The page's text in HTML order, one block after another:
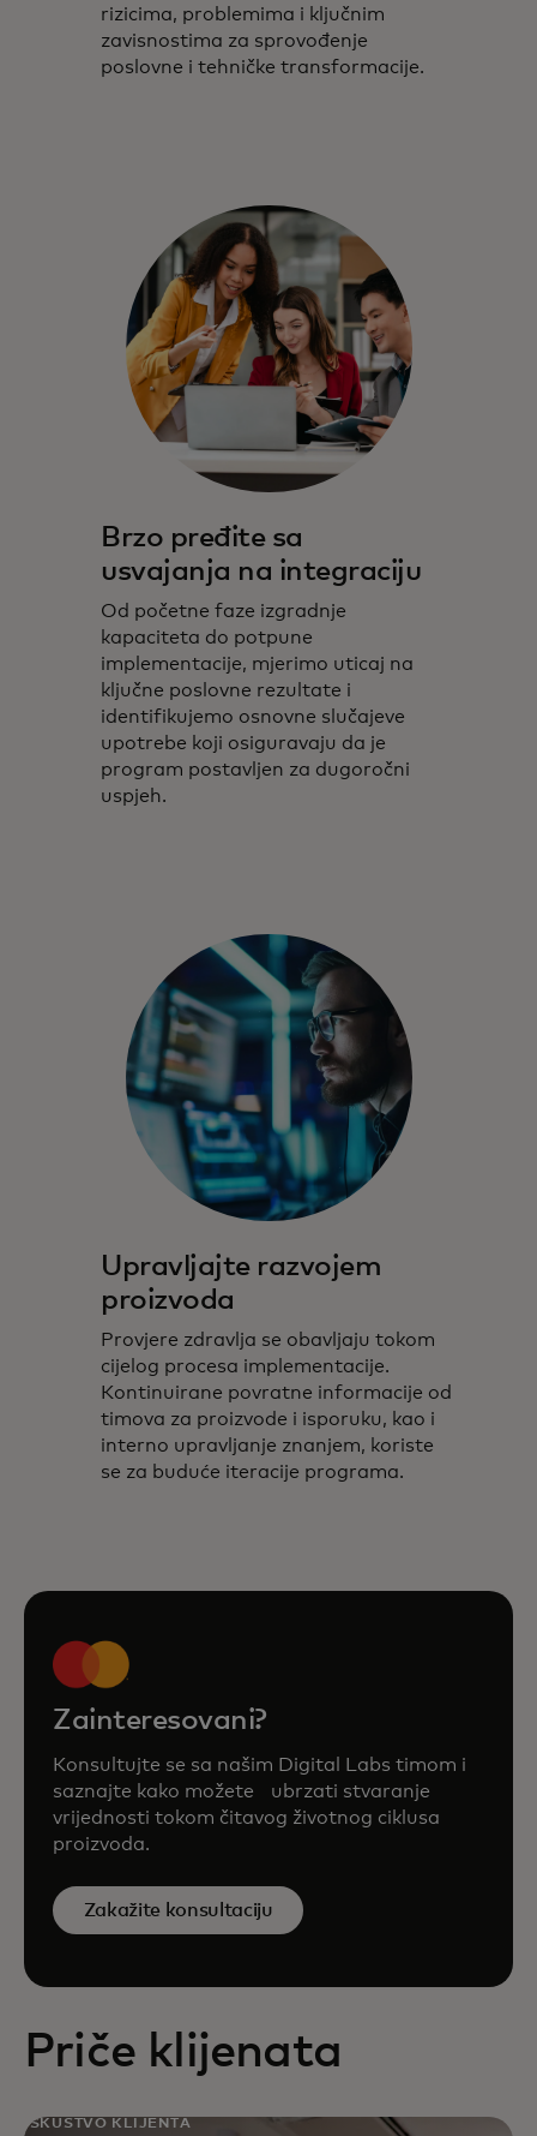
rizicima, problemima i ključnim
zavisnostima za sprovođenje
poslovne i tehničke transformacije.
Brzo pređite sa
usvajanja na integraciju
Od početne faze izgradnje
kapaciteta do potpune
implementacije, mjerimo uticaj na
ključne poslovne rezultate i
identifikujemo osnovne slučajeve
upotrebe koji osiguravaju da je
program postavljen za dugoročni
uspjeh.
Upravljajte razvojem
proizvoda
Provjere zdravlja se obavljaju tokom
cijelog procesa implementacije.
Kontinuirane povratne informacije od
timova za proizvode i isporuku, kao i
interno upravljanje znanjem, koriste
se za buduće iteracije programa.
Zainteresovani?
Konsultujte se sa našim Digital Labs timom i
saznajte kako možete ubrzati stvaranje
vrijednosti tokom čitavog životnog ciklusa
proizvoda.
Zakažite konsultaciju
Priče klijenata
ISKUSTVO KLIJENTA